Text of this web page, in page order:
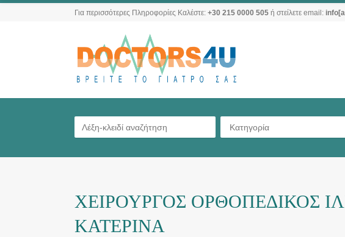
Για περισσότερες Πληροφορίες Καλέστε: +30 215 0000 505 ή στείλετε email:
Κατηγορία
ΧΕΙΡΟΥΡΓΟΣ ΟΡΘΟΠΕΔΙΚΟΣ
ΚΑΤΕΡΙΝΑ